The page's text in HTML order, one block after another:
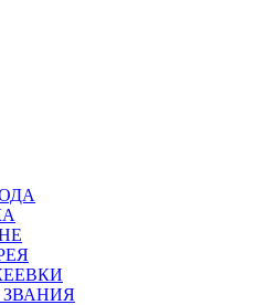
ЗВАНИЯ